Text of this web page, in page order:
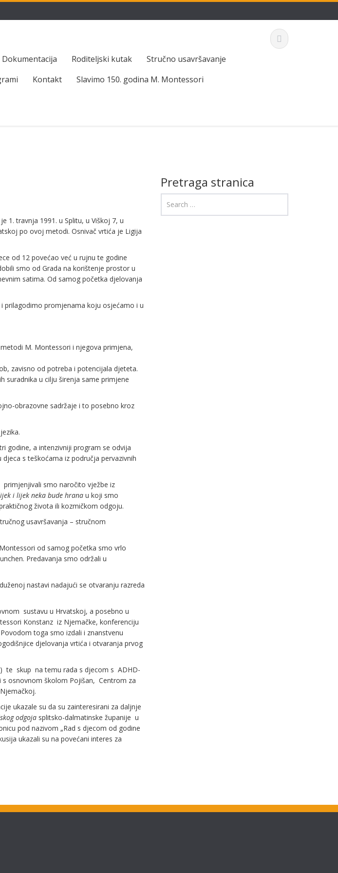
Dokumentacija Roditeljski kutak
Stručno usavršavanje
Kontakt Slavimo 150. godina M. Montessori
1. travnja 1991. u Splitu, u Viškoj 7, u
po ovoj metodi. Osnivač vrtića je Ligija
od 12 povećao već u rujnu te godine
smo od Grada na korištenje prostor u
satima. Od samog početka djelovanja
prilagodimo promjenama koju osjećamo i u
M. Montessori i njegova primjena,
zavisno od potreba i potencijala djeteta.
suradnika u cilju širenja same primjene
obrazovne sadržaje i to posebno kroz
godine, a intenzivniji program se odvija
s teškoćama iz područja pervazivnih
primjenjivali smo naročito vježbe iz
i lijek neka bude hrana u koji smo
života ili kozmičkom odgoju.
usavršavanja – stručnom
od samog početka smo vrlo
Predavanja smo održali u
nastavi nadajući se otvaranju razreda
sustavu u Hrvatskoj, a posebno u
Konstanz iz Njemačke, konferenciju
toga smo izdali i znanstvenu
djelovanja vrtića i otvaranja prvog
te skup na temu rada s djecom s ADHD-
s osnovnom školom Pojišan, Centrom za
ukazale su da su zainteresirani za daljnje
odgoja splitsko-dalmatinske županije u
pod nazivom „Rad s djecom od godine
ukazali su na povećani interes za
Pretraga stranica